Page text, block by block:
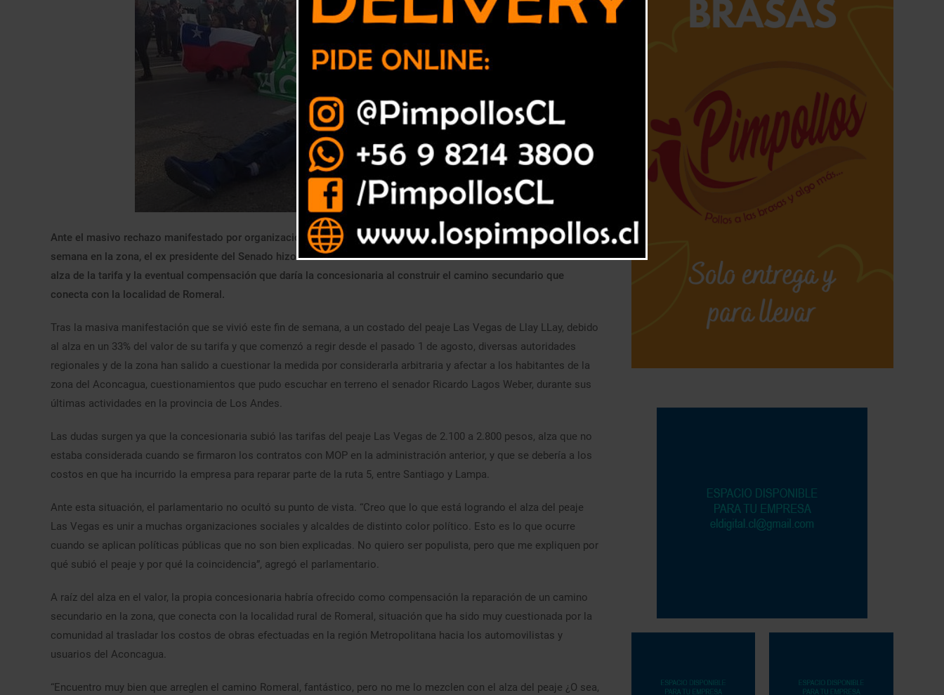
Ante el masivo rechazo manifestado por organizaciones sociales, autoridades y parlamentarios durante el fin de
semana en la zona, el ex presidente del Senado hizo un llamado al ministerio de Obras Públicas a aclarar motivos del
alza de la tarifa y la eventual compensación que daría la concesionaria al construir el camino secundario que
conecta con la localidad de Romeral.
Tras la masiva manifestación que se vivió este fin de semana, a un costado del peaje Las Vegas de Llay LLay, debido
al alza en un 33% del valor de su tarifa y que comenzó a regir desde el pasado 1 de agosto, diversas autoridades
regionales y de la zona han salido a cuestionar la medida por considerarla arbitraria y afectar a los habitantes de la
zona del Aconcagua, cuestionamientos que pudo escuchar en terreno el senador Ricardo Lagos Weber, durante sus
últimas actividades en la provincia de Los Andes.
Las dudas surgen ya que la concesionaria subió las tarifas del peaje Las Vegas de 2.100 a 2.800 pesos, alza que no
estaba considerada cuando se firmaron los contratos con MOP en la administración anterior, y que se debería a los
costos en que ha incurrido la empresa para reparar parte de la ruta 5, entre Santiago y Lampa.
Ante esta situación, el parlamentario no ocultó su punto de vista. “Creo que lo que está logrando el alza del peaje
Las Vegas es unir a muchas organizaciones sociales y alcaldes de distinto color político. Esto es lo que ocurre
cuando se aplican políticas públicas que no son bien explicadas. No quiero ser populista, pero que me expliquen por
qué subió el peaje y por qué la coincidencia”, agregó el parlamentario.
A raíz del alza en el valor, la propia concesionaria habría ofrecido como compensación la reparación de un camino
secundario en la zona, que conecta con la localidad rural de Romeral, situación que ha sido muy cuestionada por la
comunidad al trasladar los costos de obras efectuadas en la región Metropolitana hacia los automovilistas y
usuarios del Aconcagua.
“Encuentro muy bien que arreglen el camino Romeral, fantástico, pero no me lo mezclen con el alza del peaje ¿O sea,